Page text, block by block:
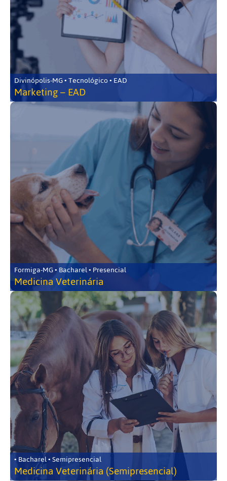
Divinópolis-MG • Tecnológico • EAD
Marketing – EAD
Formiga-MG • Bacharel • Presencial
Medicina Veterinária
• Bacharel • Semipresencial
Medicina Veterinária (Semipresencial)